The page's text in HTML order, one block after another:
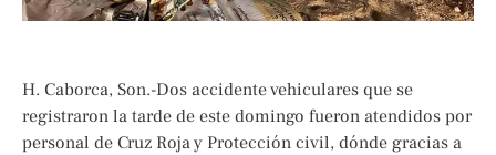
H. Caborca, Son.-Dos accidente vehiculares que se
registraron la tarde de este domingo fueron atendidos por
personal de Cruz Roja y Protección civil, dónde gracias a